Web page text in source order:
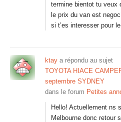
termine bientot tu veux
le prix du van est
si t’es interesser pour
ktay a répondu au sujet
TOYOTA HIACE
septembre SYDNEY
dans le forum Petites
Hello! Actuellement ns
Melbourne donc retour